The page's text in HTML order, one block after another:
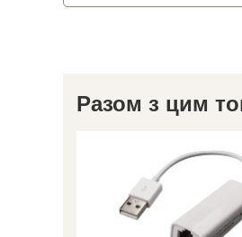
Разом з цим